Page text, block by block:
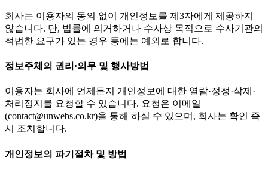
회사는 이용자의 동의 없이 개인정보를 제3자에게 제공하지
않습니다. 단, 법률에 의거하거나 수사상 목적으로 수사기관의
적법한 요구가 있는 경우 등에는 예외로 합니다.
정보주체의 권리·의무 및 행사방법
이용자는 회사에 언제든지 개인정보에 대한 열람·정정·삭제·
처리정지를 요청할 수 있습니다. 요청은 이메일
(contact@unwebs.co.kr)을 통해 하실 수 있으며, 회사는 확인 즉
시 조치합니다.
개인정보의 파기절차 및 방법